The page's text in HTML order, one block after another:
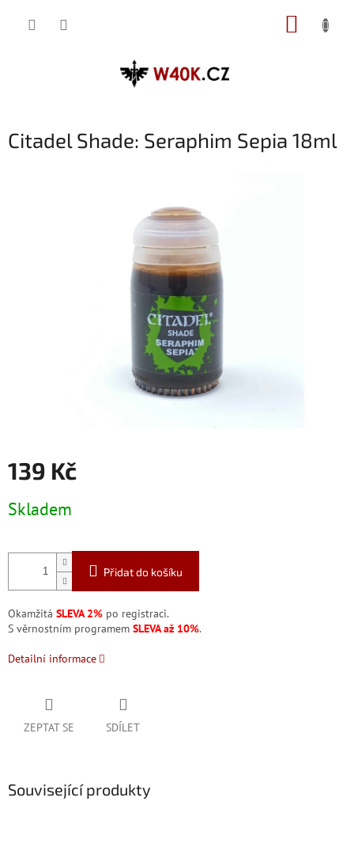
Citadel Shade: Seraphim Sepia 18ml
139 Kč
cena:
Skladem
Přidat do košíku
Okamžitá SLEVA 2% po registraci.
S věrnostním programem SLEVA až 10%.
Detailní informace
ZEPTAT SE SDÍLET
Související produkty